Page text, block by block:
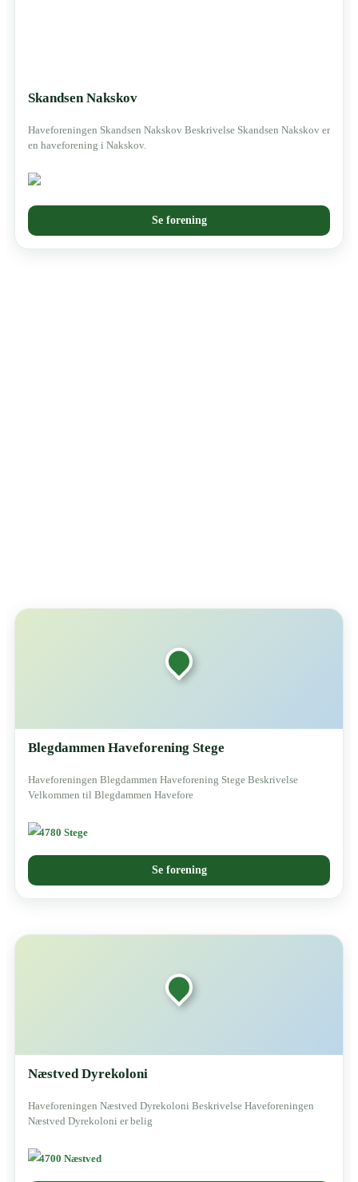
Skandsen Nakskov
Haveforeningen Skandsen Nakskov Beskrivelse Skandsen Nakskov er
en haveforening i Nakskov.
Se forening
Blegdammen Haveforening Stege
Haveforeningen Blegdammen Haveforening Stege Beskrivelse
Velkommen til Blegdammen Havefore
4780 Stege
Se forening
Næstved Dyrekoloni
Haveforeningen Næstved Dyrekoloni Beskrivelse Haveforeningen
Næstved Dyrekoloni er belig
4700 Næstved